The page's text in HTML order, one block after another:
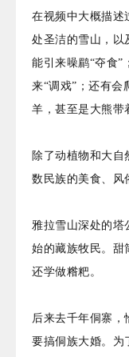
在视频中大概描述
处圣洁的雪山，以
能引来噪鹛“夺食”
来“调戏”；还有会
羊，甚至是大熊
除了动植物和大
数民族的美食、风
雅拉雪山深处的塔
始的藏族牧民。甜
还学做糌粑。
后来去千年侗寨
要搞侗族大婚。为